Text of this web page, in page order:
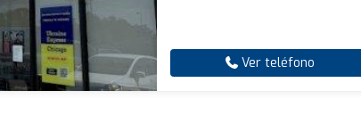
Ver teléfono